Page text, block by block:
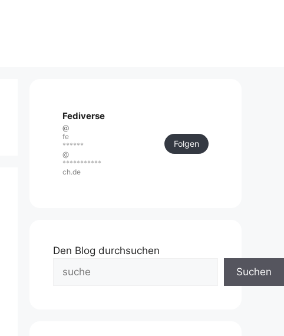
Fediverse
@
fe
******
@
***********
ch.de
Folgen
Den Blog durchsuchen
Suchen